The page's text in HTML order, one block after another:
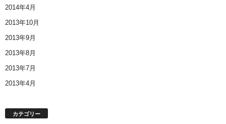
2014年4月
2013年10月
2013年9月
2013年8月
2013年7月
2013年4月
カテゴリー